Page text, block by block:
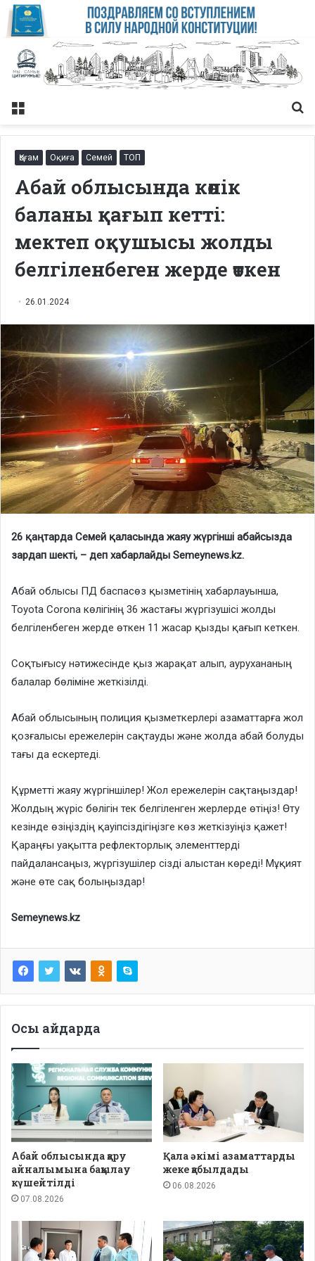
Меню
Қоғам Оқиға Семей ТОП
Абай облысында көлік
баланы қағып кетті:
мектеп оқушысы жолды
белгіленбеген жерде өткен
26.01.2024
26 қаңтарда Семей қаласында жаяу жүргінші абайсызда
зардап шекті, – деп хабарлайды Semeynews.kz.
Абай облысы ПД баспасөз қызметінің хабарлауынша,
Toyota Corona көлігінің 36 жастағы жүргізушісі жолды
белгіленбеген жерде өткен 11 жасар қызды қағып кеткен.
Соқтығысу нәтижесінде қыз жарақат алып, аурухананың
балалар бөліміне жеткізілді.
Абай облысының полиция қызметкерлері азаматтарға жол
қозғалысы ережелерін сақтауды және жолда абай болуды
тағы да ескертеді.
Құрметті жаяу жүргіншілер! Жол ережелерін сақтаңыздар!
Жолдың жүріс бөлігін тек белгіленген жерлерде өтіңіз! Өту
кезінде өзіңіздің қауіпсіздігіңізге көз жеткізуіңіз қажет!
Қараңғы уақытта рефлекторлық элементтерді
пайдалансаңыз, жүргізушілер сізді алыстан көреді! Мұқият
және өте сақ болыңыздар!
Semeynews.kz
Осы айдарда
Абай облысында қару
айналымына бақылау
күшейтілді
07.08.2026
Қала әкімі азаматтарды
жеке қабылдады
06.08.2026